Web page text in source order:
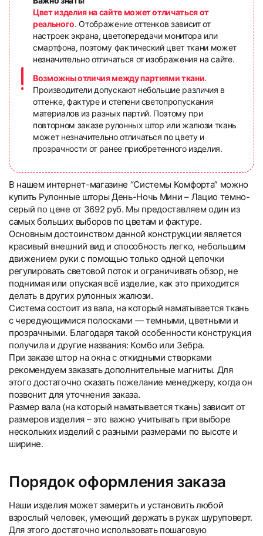
Цвет изделия на сайте может отличаться от
реального. Отображение оттенков зависит от
настроек экрана, цветопередачи монитора или
смартфона, поэтому фактический цвет ткани может
незначительно отличаться от изображения на сайте.
Возможны отличия между партиями ткани.
Производители допускают небольшие различия в
оттенке, фактуре и степени светопропускания
материалов из разных партий. Поэтому при
повторном заказе рулонных штор или жалюзи ткань
может незначительно отличаться по цвету и
прозрачности от ранее приобретенного изделия.
В нашем интернет-магазине “Системы Комфорта” можно
купить Рулонные шторы День-Ночь Мини – Лацио темно-
серый по цене от 3692 руб. Мы предоставляем один из
самых больших выборов по цветам и фактуре.
Основным достоинством данной конструкции является
красивый внешний вид и способность легко, небольшим
движением руки с помощью только одной цепочки
регулировать световой поток и ограничивать обзор, не
поднимая или опуская всё изделие, как это приходится
делать в других рулонных жалюзи.
Система состоит из вала, на который наматывается ткань
с чередующимися полосками — темными, цветными и
прозрачными. Благодаря такой особенности конструкция
получила и другие названия: Комбо или Зебра.
При заказе штор на окна с откидными створками
рекомендуем заказать дополнительные магниты. Для
этого достаточно сказать пожелание менеджеру, когда он
позвонит для уточнения заказа.
Размер вала (на который наматывается ткань) зависит от
размеров изделия – это важно учитывать при выборе
нескольких изделий с разными размерами по высоте и
ширине.
Порядок оформления заказа
Наши изделия может замерить и установить любой
взрослый человек, умеющий держать в руках шуруповерт.
Для этого достаточно использовать пошаговую